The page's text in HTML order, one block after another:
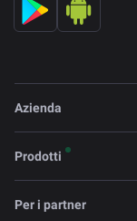
Azienda
Prodotti
Per i partner